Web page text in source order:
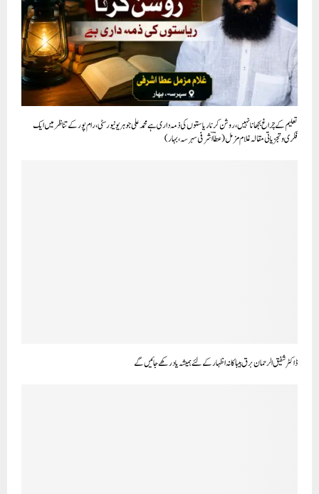
تعلیم کے چراغ بجھانا نہیں، روشن کرنا ریاستوں کی ذمہ داری ہے محمد علی جوہر یونیورسٹی، رام پور کے تناظر میں ایک
فکری و تجزیاتی مقالہ غلام مزمل (عطاؔ اشرفی سہرسہ، بہار)
ڈاکٹر شفیق الرحمان برق بیباکانہ اظہار کے لئے ہمیشہ یاد رکھے جائیں گے